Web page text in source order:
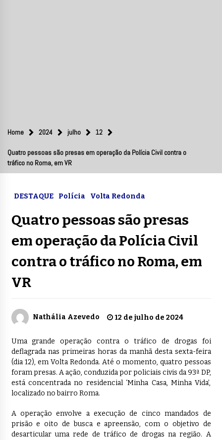
Home 2024 julho 12
Quatro pessoas são presas em operação da Polícia Civil contra o
tráfico no Roma, em VR
DESTAQUE Polícia Volta Redonda
Quatro pessoas são presas
em operação da Polícia Civil
contra o tráfico no Roma, em
VR
Nathália Azevedo 12 de julho de 2024
Uma grande operação contra o tráfico de drogas foi
deflagrada nas primeiras horas da manhã desta sexta-feira
(dia 12), em Volta Redonda. Até o momento, quatro pessoas
foram presas. A ação, conduzida por policiais civis da 93ª DP,
está concentrada no residencial ‘Minha Casa, Minha Vida’,
localizado no bairro Roma.
A operação envolve a execução de cinco mandados de
prisão e oito de busca e apreensão, com o objetivo de
desarticular uma rede de tráfico de drogas na região. A